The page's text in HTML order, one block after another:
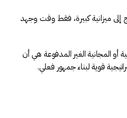
إلى ميزانية كبيرة، فقط وقت وجهد
أو المجانية الغير المدفوعة هي أن
قوية لبناء جمهور فعلي.